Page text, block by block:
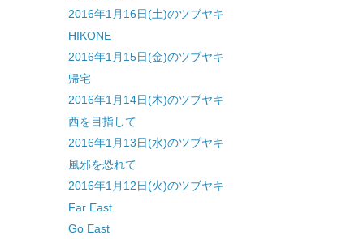
2016年1月16日(土)のツブヤキ
HIKONE
2016年1月15日(金)のツブヤキ
帰宅
2016年1月14日(木)のツブヤキ
西を目指して
2016年1月13日(水)のツブヤキ
風邪を恐れて
2016年1月12日(火)のツブヤキ
Far East
Go East